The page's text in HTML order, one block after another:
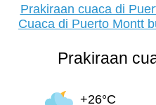
Prakiraan cuaca di
Cuaca di Puerto Montt
Prakiraan
+26°C